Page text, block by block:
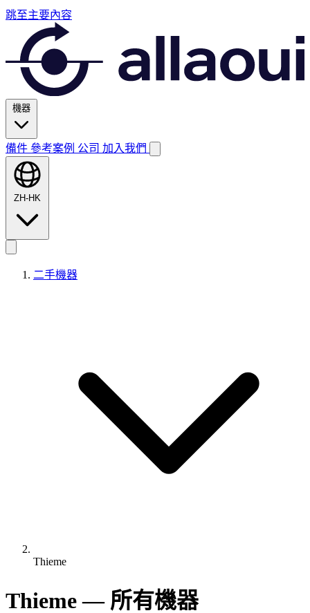
跳至主要內容
機器
備件 參考案例 公司 加入我們
ZH-HK
二手機器
Thieme
Thieme — 所有機器